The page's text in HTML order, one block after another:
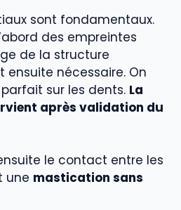
sont fondamentaux.
des empreintes
de la structure
nécessaire. On
sur les dents. La
après validation du
le contact entre les
une mastication sans